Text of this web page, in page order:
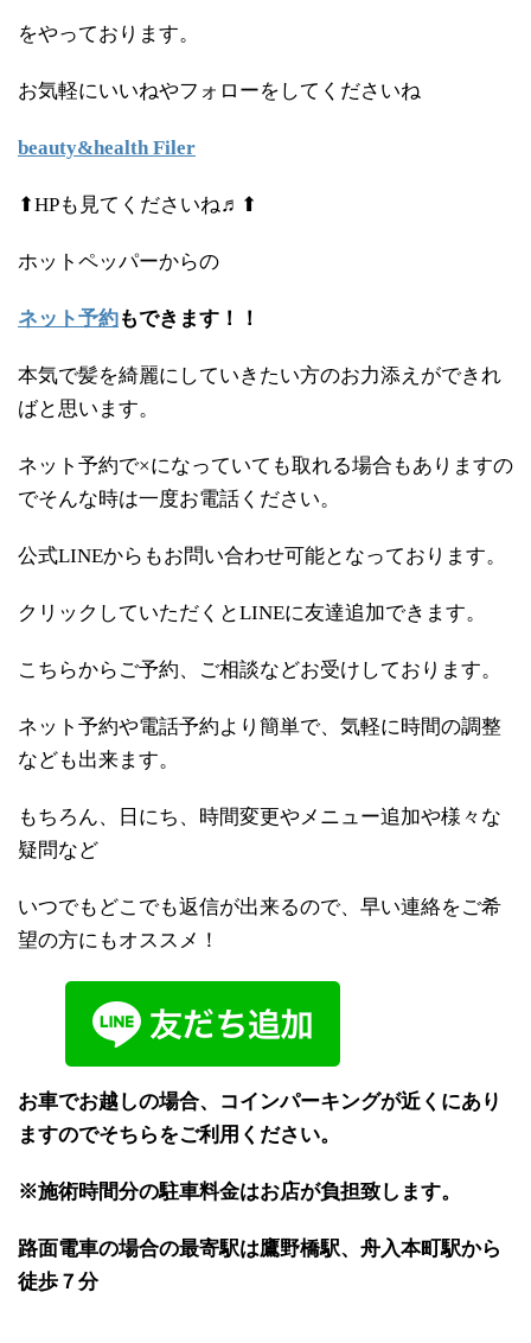
をやっております。
お気軽にいいねやフォローをしてくださいね
beauty&health Filer
⬆HPも見てくださいね♬⬆
ホットペッパーからの
ネット予約もできます！！
本気で髪を綺麗にしていきたい方のお力添えができれ
ばと思います。
ネット予約で×になっていても取れる場合もありますの
でそんな時は一度お電話ください。
公式LINEからもお問い合わせ可能となっております。
クリックしていただくとLINEに友達追加できます。
こちらからご予約、ご相談などお受けしております。
ネット予約や電話予約より簡単で、気軽に時間の調整
なども出来ます。
もちろん、日にち、時間変更やメニュー追加や様々な
疑問など
いつでもどこでも返信が出来るので、早い連絡をご希
望の方にもオススメ！
お車でお越しの場合、コインパーキングが近くにあり
ますのでそちらをご利用ください。
※施術時間分の駐車料金はお店が負担致します。
路面電車の場合の最寄駅は鷹野橋駅、舟入本町駅から
徒歩７分